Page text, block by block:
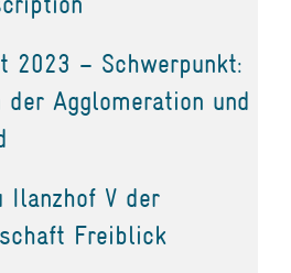
2023 – Schwerpunkt:
Agglomeration und
Ilanzhof V der
Freiblick